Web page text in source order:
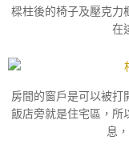
樑柱後的椅子及壓克力
在
房間的窗戶是可以被打
飯店旁就是住宅區，所
息